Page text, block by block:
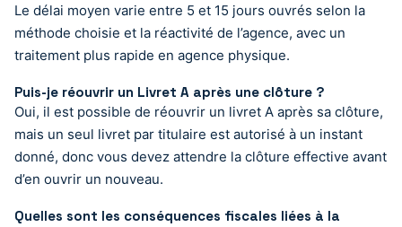
Le délai moyen varie entre 5 et 15 jours ouvrés selon la
méthode choisie et la réactivité de l’agence, avec un
traitement plus rapide en agence physique.
Puis-je réouvrir un Livret A après une clôture ?
Oui, il est possible de réouvrir un livret A après sa clôture,
mais un seul livret par titulaire est autorisé à un instant
donné, donc vous devez attendre la clôture effective avant
d’en ouvrir un nouveau.
Quelles sont les conséquences fiscales liées à la